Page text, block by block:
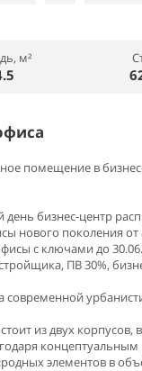
м²
помещение в
бизнес-центр
нового поколения
с ключами до
ПВ 30%,
современной
из двух
элементов в